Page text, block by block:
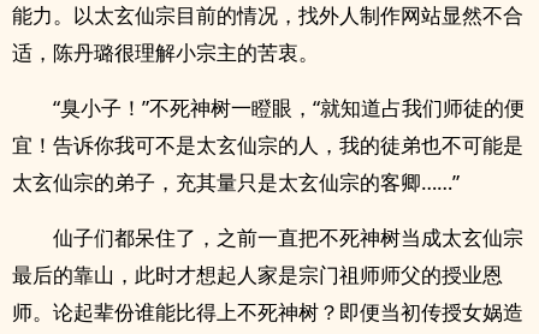
能力。以太玄仙宗目前的情况，找外人制作网站显然不合
适，陈丹璐很理解小宗主的苦衷。
“臭小子！”不死神树一瞪眼，“就知道占我们师徒的便
宜！告诉你我可不是太玄仙宗的人，我的徒弟也不可能是
太玄仙宗的弟子，充其量只是太玄仙宗的客卿……”
仙子们都呆住了，之前一直把不死神树当成太玄仙宗
最后的靠山，此时才想起人家是宗门祖师师父的授业恩
师。论起辈份谁能比得上不死神树？即便当初传授女娲造